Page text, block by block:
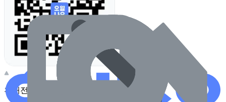
휴대전화 카메라로 찍어보세요